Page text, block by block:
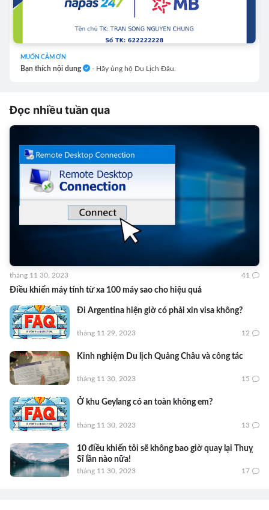
MUỐN CẢM ƠN
Bạn thích nội dung - Hãy ủng hộ Du Lịch Đâu.
Đọc nhiều tuần qua
Điều khiển máy tính từ xa 100 máy sao cho hiệu quả
tháng 11 30, 2023 41
Đi Argentina hiện giờ có phải xin visa không?
tháng 11 29, 2023 12
Kinh nghiệm Du lịch Quảng Châu và công tác
tháng 11 30, 2023 15
Ở khu Geylang có an toàn không em?
tháng 11 30, 2023 13
10 điều khiến tôi sẽ không bao giờ quay lại Thuỵ
Sĩ lần nào nữa!
tháng 11 30, 2023 17